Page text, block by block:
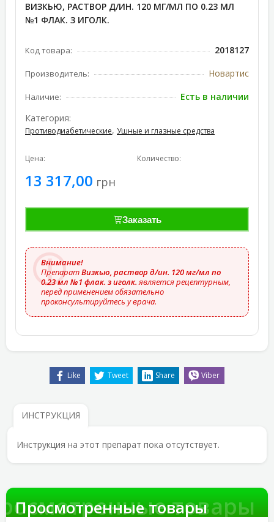
ВИЗКЬЮ, РАСТВОР Д/ИН. 120 МГ/МЛ ПО 0.23 МЛ
№1 ФЛАК. З ИГОЛК.
Код товара: 2018127
Производитель: Новартис
Наличие:
Есть в наличии
Категория:
Противодиабетические, Ушные и глазные средства
Цена:
13 317,00 грн
Количество:
Заказать
Внимание!
ПрепаратВизкью, раствор д/ин. 120 мг/мл по
0.23 мл №1 флак. з иголк.является рецептурным,
перед применением обязательно
проконсультируйтесь у врача.
Like Tweet Share Viber
ИНСТРУКЦИЯ
Инструкция на этот препарат пока отсутствует.
товары
Просмотренные товары